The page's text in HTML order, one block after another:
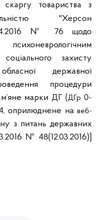
товариства з
"Херсон
№ 76 щодо
захисту
державної
процедури
марки ДГ (ДГр 0-
оприлюднене на веб-
з питань державних
№ 48(12.03.2016)]